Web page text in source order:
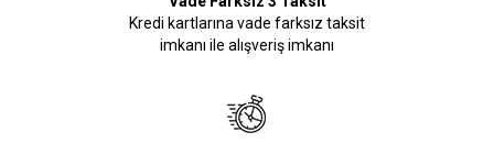
Kredi kartlarına vade farksız taksit
imkanı ile alışveriş imkanı